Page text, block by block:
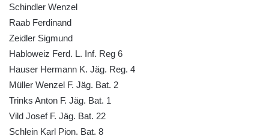
Lužci nad Vltavou
nad Vltavou
Pomník vojákům Rudé armády na hřbitově
v Lužci nad Vltavou
Pomník Ladislava Sedláčka a Karla Pelce u
Schindler Wenzel
Raab Ferdinand
Zeidler Sigmund
Habloweiz Ferd. L. Inf. Reg 6
Hauser Hermann K. Jäg. Reg. 4
Müller Wenzel F. Jäg. Bat. 2
Trinks Anton F. Jäg. Bat. 1
Vild Josef F. Jäg. Bat. 22
Schlein Karl Pion. Bat. 8